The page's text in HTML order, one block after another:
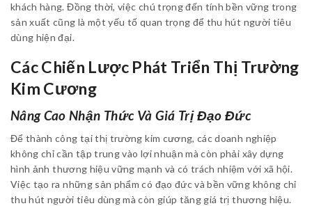
khách hàng. Đồng thời, việc chú trọng đến tính bền vững trong
sản xuất cũng là một yếu tố quan trọng để thu hút người tiêu
dùng hiện đại.
Các Chiến Lược Phát Triển Thị Trường
Kim Cương
Nâng Cao Nhận Thức Và Giá Trị Đạo Đức
Để thành công tại thị trường kim cương, các doanh nghiệp
không chỉ cần tập trung vào lợi nhuận mà còn phải xây dựng
hình ảnh thương hiệu vững mạnh và có trách nhiệm với xã hội.
Việc tạo ra những sản phẩm có đạo đức và bền vững không chỉ
thu hút người tiêu dùng mà còn giúp tăng giá trị thương hiệu.